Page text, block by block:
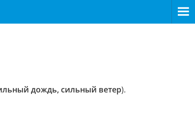
дождь, сильный ветер).